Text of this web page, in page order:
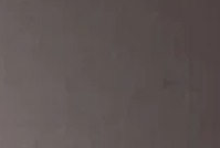
ДА!НА